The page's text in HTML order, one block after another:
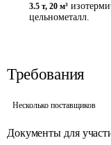
3.5 т, 20 м³
цельнометалл.
Требования
Несколько поставщиков
Документы для